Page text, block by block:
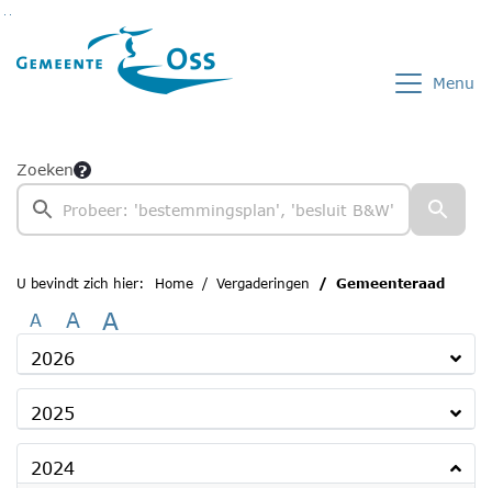
Ga naar de inhoud van deze pagina
Ga naar het zoeken
Ga naar het menu
Menu
Zoeken
U bevindt zich hier: Home Vergaderingen Gemeenteraad
A A A
2026
2025
2024